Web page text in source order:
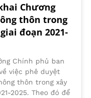
Chương
thôn trong
đoạn 2021-
Chính phủ ban
việc phê duyệt
thôn trong xây
2025. Theo đó để